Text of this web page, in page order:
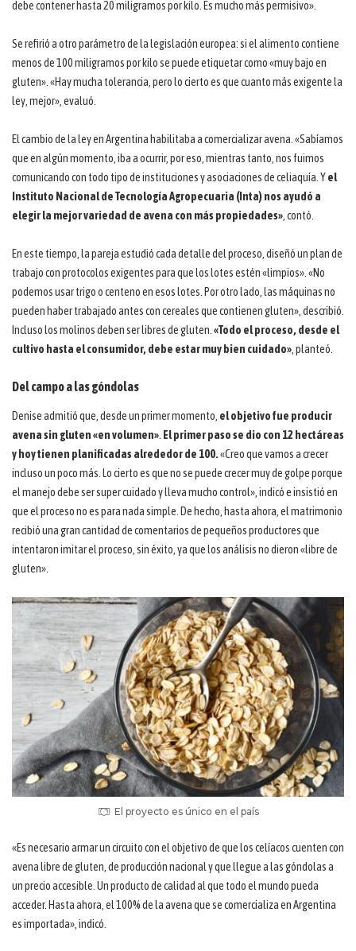
debe contener hasta 20 miligramos por kilo. Es mucho más permisivo».
Se refirió a otro parámetro de la legislación europea: si el alimento contiene
menos de 100 miligramos por kilo se puede etiquetar como «muy bajo en
gluten». «Hay mucha tolerancia, pero lo cierto es que cuanto más exigente la
ley, mejor», evaluó.
El cambio de la ley en Argentina habilitaba a comercializar avena. «Sabíamos
que en algún momento, iba a ocurrir, por eso, mientras tanto, nos fuimos
comunicando con todo tipo de instituciones y asociaciones de celiaquía. Yel
Instituto Nacional de Tecnología Agropecuaria (Inta) nos ayudó a
elegir la mejor variedad de avena con más propiedades» , contó.
En este tiempo, la pareja estudió cada detalle del proceso, diseñó un plan de
trabajo con protocolos exigentes para que los lotes estén «limpios». «No
podemos usar trigo o centeno en esos lotes. Por otro lado, las máquinas no
pueden haber trabajado antes con cereales que contienen gluten», describió.
Incluso los molinos deben ser libres de gluten. «Todo el proceso, desde el
cultivo hasta el consumidor, debe estar muy bien cuidado» , planteó.
Del campo a las góndolas
Denise admitió que, desde un primer momento, el objetivo fue producir
avena sin gluten «en volumen» El primer paso se dio con 12 hectáreas
y hoy tienen planificadas alrededor de 100.«Creo que vamos a crecer
incluso un poco más. Lo cierto es que no se puede crecer muy de golpe porque
el manejo debe ser super cuidado y lleva mucho control», indicó e insistió en
que el proceso no es para nada simple. De hecho, hasta ahora, el matrimonio
recibió una gran cantidad de comentarios de pequeños productores que
intentaron imitar el proceso, sin éxito, ya que los análisis no dieron «libre de
gluten».
El proyecto es único en el país
«Es necesario armar un circuito con el objetivo de que los celíacos cuenten con
avena libre de gluten, de producción nacional y que llegue a las góndolas a
un precio accesible. Un producto de calidad al que todo el mundo pueda
acceder. Hasta ahora, el 100% de la avena que se comercializa en Argentina
es importada», indicó.